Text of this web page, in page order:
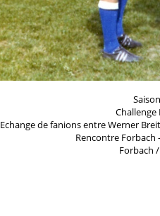
Challenge
Echange de fanions entre Werner
Rencontre Forbach
Forbach